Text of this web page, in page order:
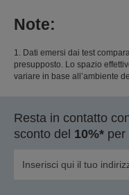
Note:
1. Dati emersi dai test
presupposto. Lo spazio
variare in base all’ambiente
Resta in contatto
sconto del 10%* per